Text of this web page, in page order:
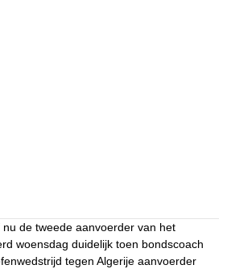
de tweede aanvoerder van het
woensdag duidelijk toen bondscoach
tegen Algerije aanvoerder